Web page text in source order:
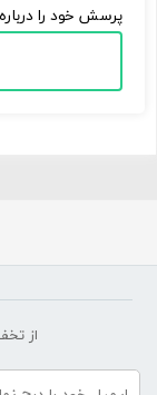
پرسش خود را
از